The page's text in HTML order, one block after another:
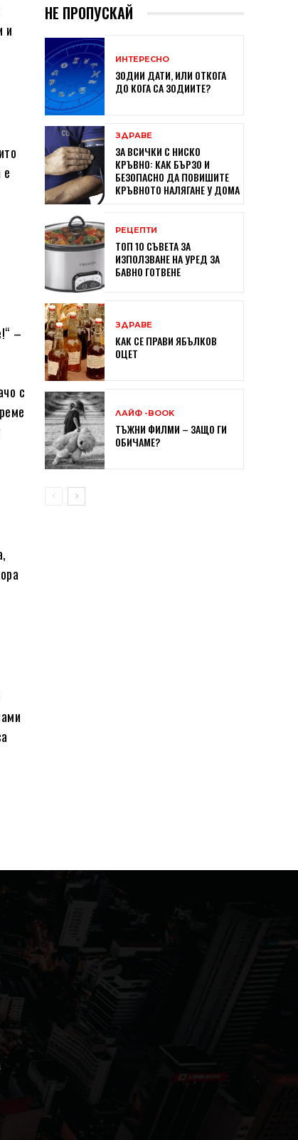
и
–
с
НЕ ПРОПУСКАЙ
ИНТЕРЕСНО
ЗОДИИ ДАТИ, ИЛИ ОТКОГА
ДО КОГА СА ЗОДИИТЕ?
ЗДРАВЕ
ЗА ВСИЧКИ С НИСКО
КРЪВНО: КАК БЪРЗО И
БЕЗОПАСНО ДА ПОВИШИТЕ
КРЪВНОТО НАЛЯГАНЕ У ДОМА
РЕЦЕПТИ
ТОП 10 СЪВЕТА ЗА
ИЗПОЛЗВАНЕ НА УРЕД ЗА
БАВНО ГОТВЕНЕ
ЗДРАВЕ
КАК СЕ ПРАВИ ЯБЪЛКОВ
ОЦЕТ
ЛАЙФ -BOOK
ТЪЖНИ ФИЛМИ – ЗАЩО ГИ
ОБИЧАМЕ?